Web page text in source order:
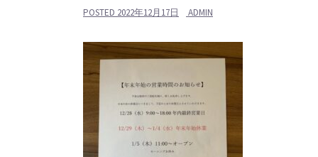
POSTED 2022年12月17日 ADMIN